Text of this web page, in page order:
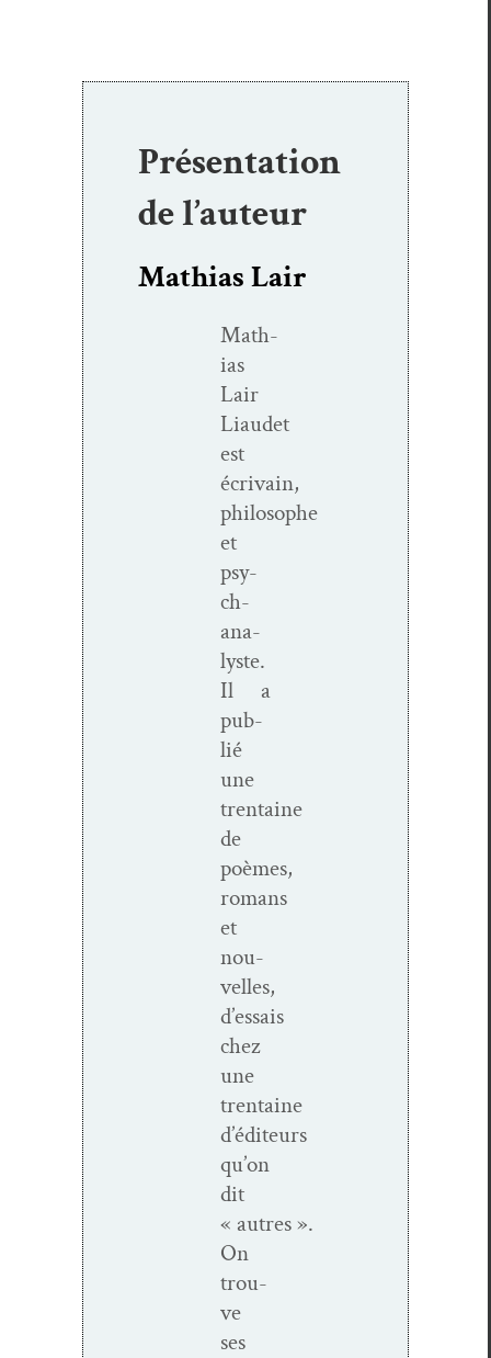
Présentation
de l’auteur
Mathias Lair
Math­
ias
Lair
Liaudet
est
écrivain,
philosophe
et
psy­
ch­
an­a­
lyste.
Il a
pub­
lié
une
trentaine
de
poèmes,
romans
et
nou­
velles,
d’essais
chez
une
trentaine
d’éditeurs
qu’on
dit
« autres ».
On
trou­
ve
ses